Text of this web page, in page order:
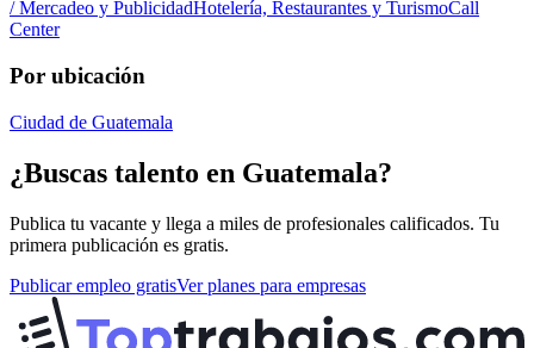
/ Mercadeo y PublicidadHotelería, Restaurantes y TurismoCall
Center
Por ubicación
Ciudad de Guatemala
¿Buscas talento en Guatemala?
Publica tu vacante y llega a miles de profesionales calificados. Tu
primera publicación es gratis.
Publicar empleo gratisVer planes para empresas